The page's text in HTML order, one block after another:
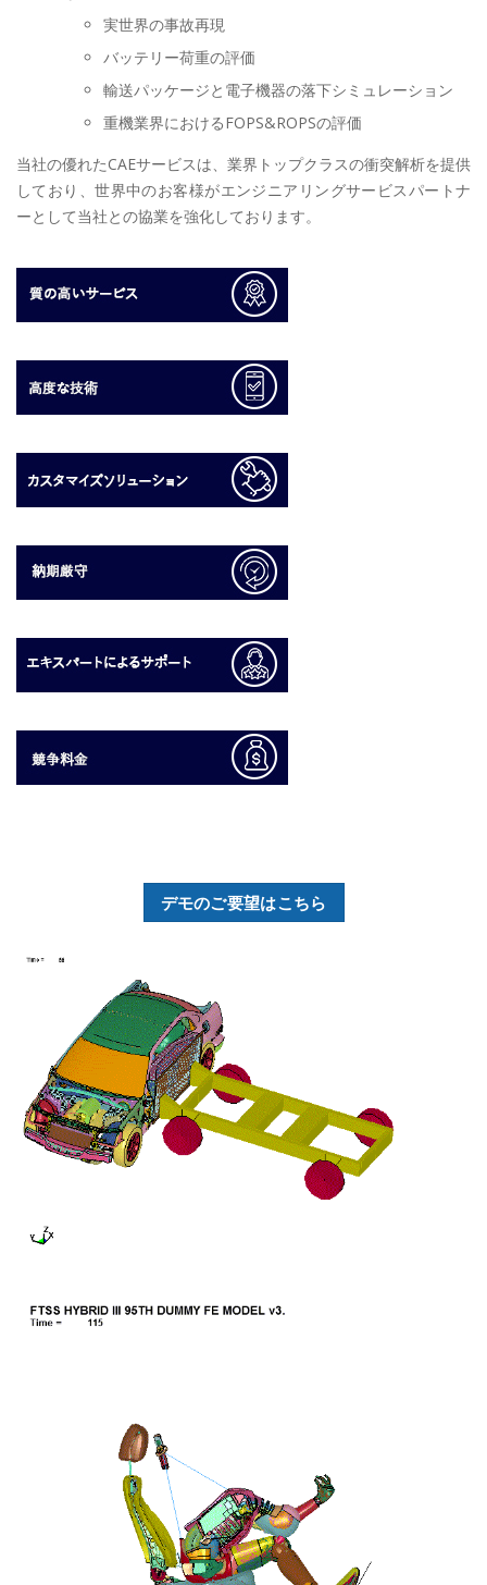
実世界の事故再現
バッテリー荷重の評価
輸送パッケージと電子機器の落下シミュレーション
重機業界におけるFOPS&ROPSの評価
当社の優れたCAEサービスは、業界トップクラスの衝突解析を提供
しており、世界中のお客様がエンジニアリングサービスパートナ
ーとして当社との協業を強化しております。
デモのご要望はこちら